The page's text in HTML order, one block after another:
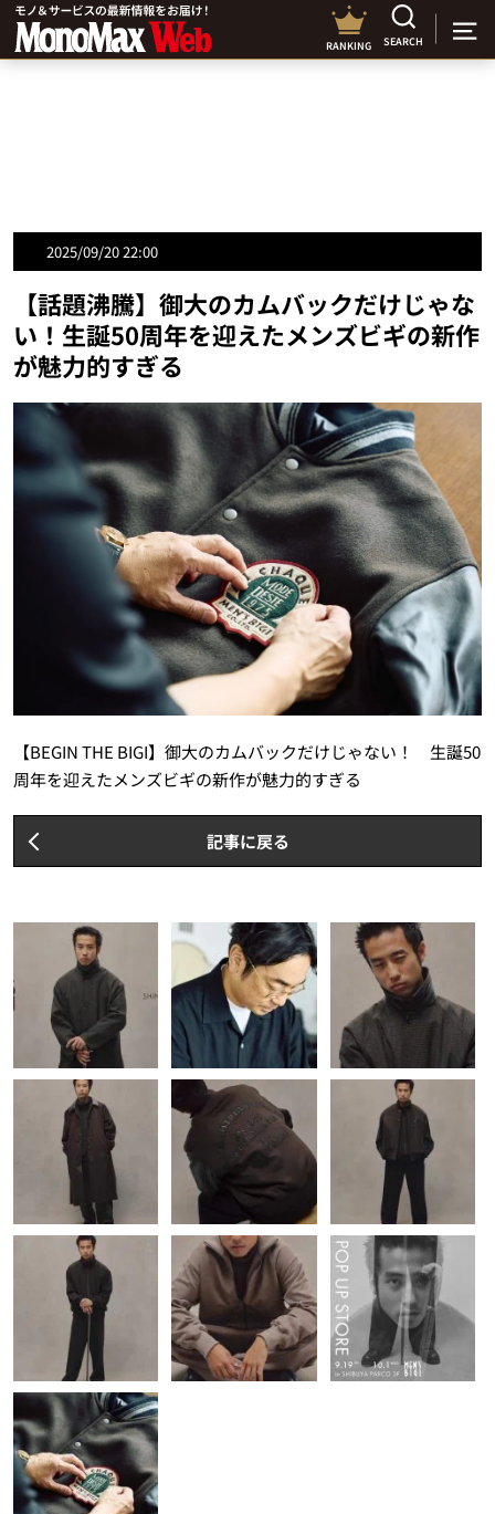
RANKING SEARCH
2025/09/20 22:00
【話題沸騰】御大のカムバックだけじゃな
い！生誕50周年を迎えたメンズビギの新作
が魅力的すぎる
【BEGIN THE BIGI】御大のカムバックだけじゃない！ 生誕50
周年を迎えたメンズビギの新作が魅力的すぎる
記事に戻る